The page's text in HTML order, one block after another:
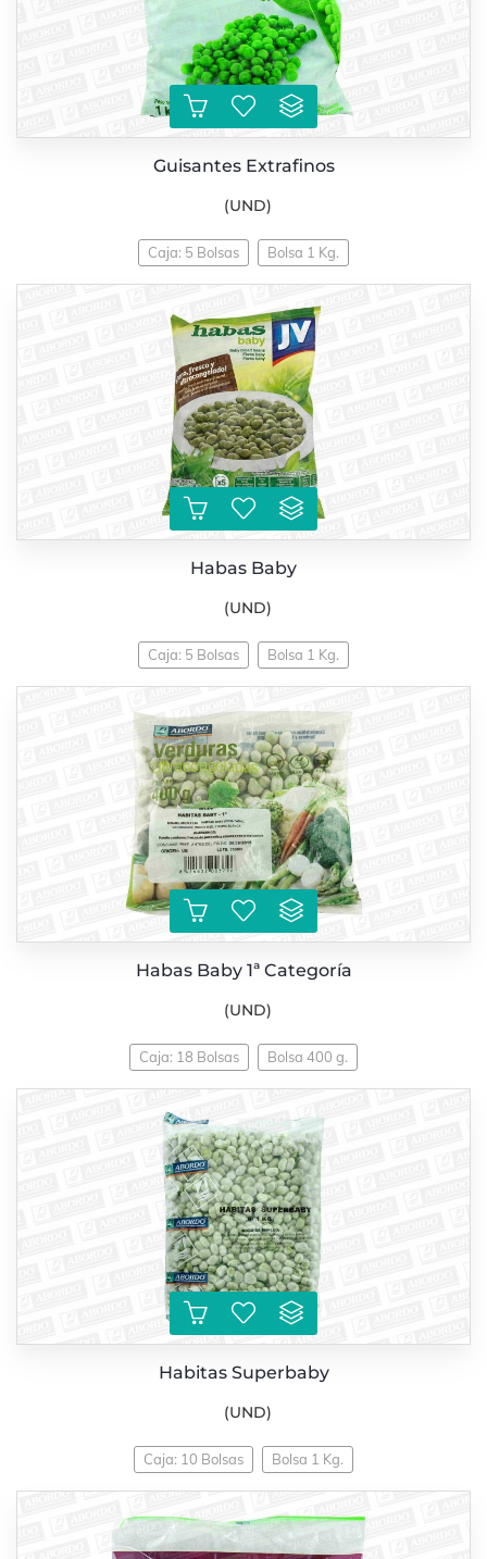
Guisantes Extrafinos
(UND)
Caja: 5 Bolsas Bolsa 1 Kg.
Habas Baby
(UND)
Caja: 5 Bolsas Bolsa 1 Kg.
Habas Baby 1ª Categoría
(UND)
Caja: 18 Bolsas Bolsa 400 g.
Habitas Superbaby
(UND)
Caja: 10 Bolsas Bolsa 1 Kg.